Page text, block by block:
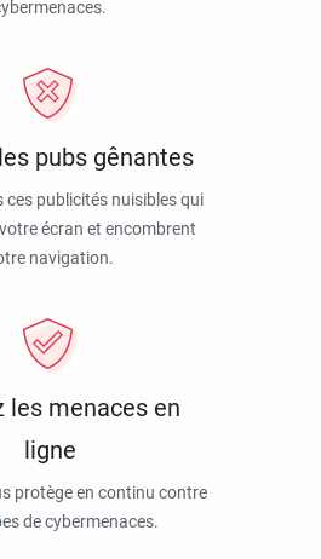
pubs gênantes
ces publicités nuisibles qui
écran et encombrent
navigation.
les menaces en
ligne
protège en continu contre
de cybermenaces.